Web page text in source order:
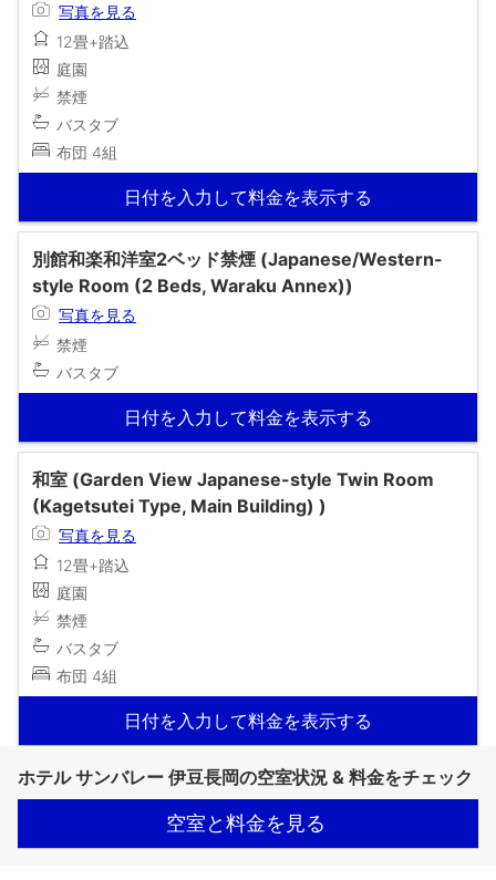
写真を見る
12畳+踏込
庭園
禁煙
バスタブ
布団 4組
日付を入力して料金を表示する
別館和楽和洋室2ベッド禁煙 (Japanese/Western-
style Room (2 Beds, Waraku Annex))
写真を見る
禁煙
バスタブ
日付を入力して料金を表示する
和室 (Garden View Japanese-style Twin Room
(Kagetsutei Type, Main Building) )
写真を見る
12畳+踏込
庭園
禁煙
バスタブ
布団 4組
日付を入力して料金を表示する
ホテル サンバレー 伊豆長岡の空室状況 & 料金をチェック
空室と料金を見る